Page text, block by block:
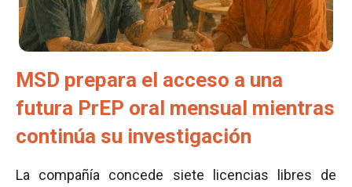
MSD prepara el acceso a una
futura PrEP oral mensual mientras
continúa su investigación
La compañía concede siete licencias libres de